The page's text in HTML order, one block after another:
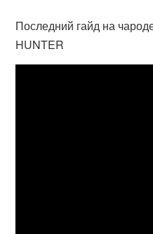
Последний гайд на
HUNTER